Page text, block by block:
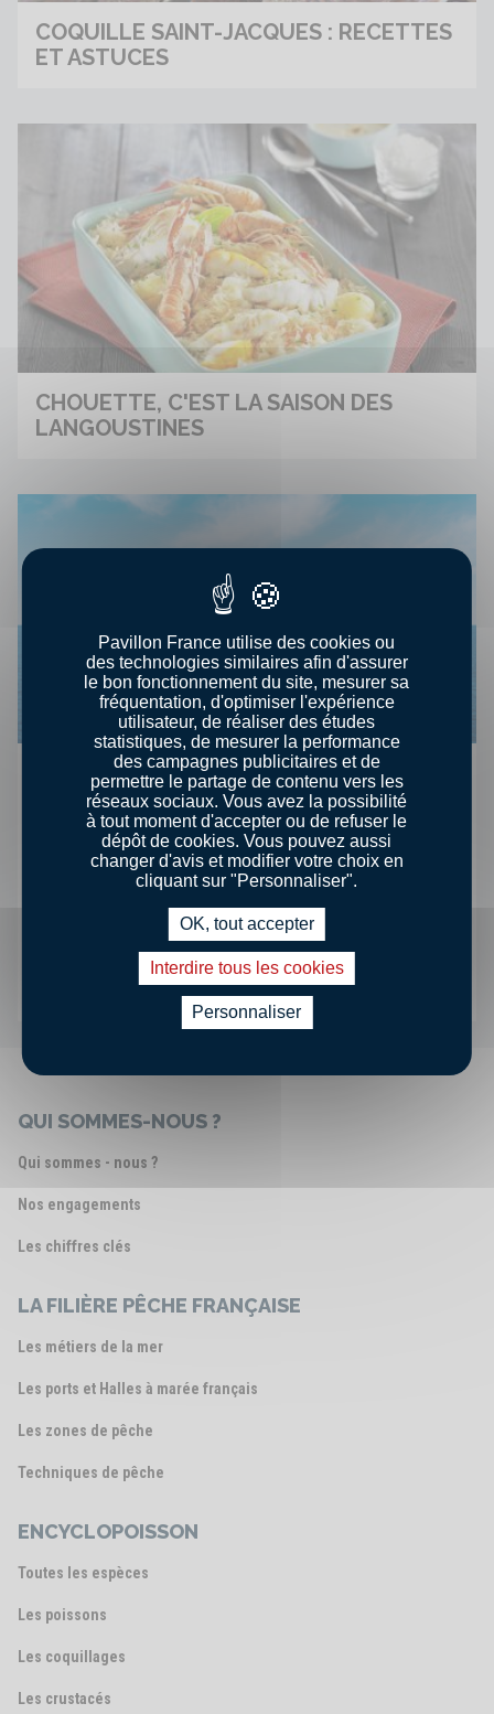
COQUILLE SAINT-JACQUES : RECETTES
ET ASTUCES
CHOUETTE, C'EST LA SAISON DES
LANGOUSTINES
LA PÊCHE FRANÇAISE SE MOBILISE
CONTRE LES CAPTURES
ACCIDENTELLES DE CÉTACÉS
Depuis près de 15 ans, les acteurs de la
filière œuvrent pour apporter des
solutions concrètes et performantes dans
la lutte pour enrayer les captures
accidentelles de cétacés.
QUI SOMMES-NOUS ?
Qui sommes - nous ?
Nos engagements
Les chiffres clés
LA FILIÈRE PÊCHE FRANÇAISE
Les métiers de la mer
Les ports et Halles à marée français
Les zones de pêche
Techniques de pêche
ENCYCLOPOISSON
Toutes les espèces
Les poissons
Les coquillages
Les crustacés
Pavillon France utilise des cookies ou
des technologies similaires afin d'assurer
le bon fonctionnement du site, mesurer sa
fréquentation, d'optimiser l'expérience
utilisateur, de réaliser des études
statistiques, de mesurer la performance
des campagnes publicitaires et de
permettre le partage de contenu vers les
réseaux sociaux. Vous avez la possibilité
à tout moment d'accepter ou de refuser le
dépôt de cookies. Vous pouvez aussi
changer d'avis et modifier votre choix en
cliquant sur "Personnaliser".
OK, tout accepter
Interdire tous les cookies
Personnaliser